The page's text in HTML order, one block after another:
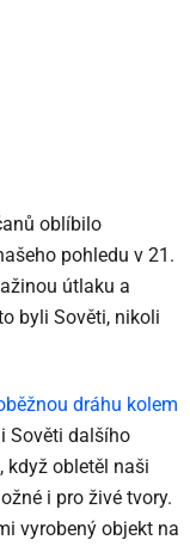
oblíbilo
pohledu v 21.
útlaku a
byli Sověti, nikoli
dráhu kolem
Sověti dalšího
když obletěl naši
i pro živé tvory.
vyrobený objekt na